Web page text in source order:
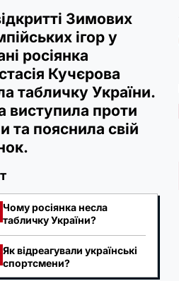
Зимових
ігор у
росіянка
Кучєрова
табличку України.
виступила проти
та пояснила свій
Чому росіянка несла
табличку України?
Як відреагували українські
спортсмени?